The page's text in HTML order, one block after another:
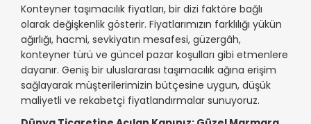
Konteyner taşımacılık fiyatları, bir dizi faktöre bağlı
olarak değişkenlik gösterir. Fiyatlarımızın farklılığı yükün
ağırlığı, hacmi, sevkiyatın mesafesi, güzergâh,
konteyner türü ve güncel pazar koşulları gibi etmenlere
dayanır. Geniş bir uluslararası taşımacılık ağına erişim
sağlayarak müşterilerimizin bütçesine uygun, düşük
maliyetli ve rekabetçi fiyatlandırmalar sunuyoruz.